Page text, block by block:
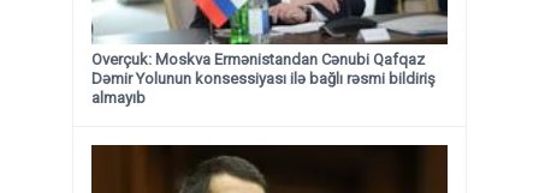
Overçuk: Moskva Ermənistandan Cənubi Qafqaz
Dəmir Yolunun konsessiyası ilə bağlı rəsmi bildiriş
almayıb